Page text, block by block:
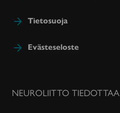
Tietosuoja
Evästeseloste
NEUROLIITTO TIEDOTTAA